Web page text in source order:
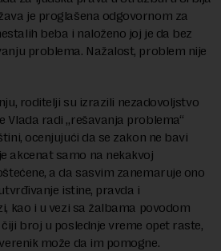
je proglašena odgovornom za
beba i naloženo joj je da bez
problema. Nažalost, problem nije
roditelji su izrazili nezadovoljstvo
Vlada radi „rešavanja problema“
ocenjujući da se zakon ne bavi
akcenat samo na nekakvoj
a da sasvim zanemaruje ono
istine, pravda i
kao i u vezi sa žalbama povodom
broj u poslednje vreme opet raste,
može da im pomogne.